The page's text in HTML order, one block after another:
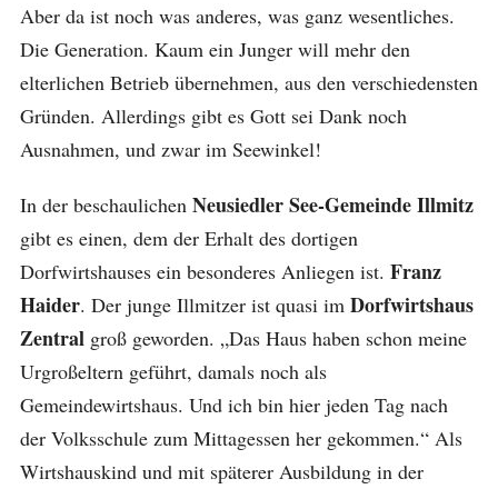
Aber da ist noch was anderes, was ganz wesentliches.
Die Generation. Kaum ein Junger will mehr den
elterlichen Betrieb übernehmen, aus den verschiedensten
Gründen. Allerdings gibt es Gott sei Dank noch
Ausnahmen, und zwar im Seewinkel!
In der beschaulichen Neusiedler See-Gemeinde Illmitz
gibt es einen, dem der Erhalt des dortigen
Dorfwirtshauses ein besonderes Anliegen ist. Franz
Haider. Der junge Illmitzer ist quasi im Dorfwirtshaus
Zentral groß geworden. „Das Haus haben schon meine
Urgroßeltern geführt, damals noch als
Gemeindewirtshaus. Und ich bin hier jeden Tag nach
der Volksschule zum Mittagessen her gekommen.“ Als
Wirtshauskind und mit späterer Ausbildung in der